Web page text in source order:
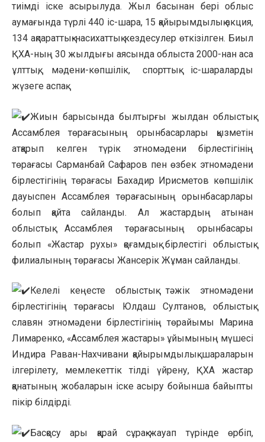
тиімді іске асырылуда. Жыл басынан бері облыс
аумағында түрлі 440 іс-шара, 15 қайырымдылық акция,
134 ақпараттық-насихаттық кездесулер өткізілген. Биыл
ҚХА-ның 30 жылдығы аясында облыста 2000-нан аса
ұлттық, мәдени-көпшілік, спорттық іс-шараларды
жүзеге аспақ.
Жиын барысында былтырғы жылдан облыстық
Ассамблея төрағасының орынбасарлары қызметін
атқарып келген түрік этномәдени бірлестігінің
төрағасы Сарманбай Сафаров пен өзбек этномәдени
бірлестігінің төрағасы Бахадир Ирисметов көпшілік
дауыспен Ассамблея төрағасының орынбасарлары
болып қайта сайланды. Ал жастардың атынан
облыстық Ассамблея төрағасының орынбасары
болып «Жастар рухы» қоғамдық бірлестігі облыстық
филиалының төрағасы Жансерік Жұман сайланды.
Келелі кеңесте облыстық тәжік этномәдени
бірлестігінің төрағасы Юлдаш Султанов, облыстық
славян этномәдени бірлестігінің төрайымы Марина
Лимаренко, «Ассамблея жастары» ұйымының мүшесі
Индира Раван-Нахчивани қайырымдылық шараларын
ілгерілету, мемлекеттік тілді үйрену, ҚХА жастар
қанатының жобаларын іске асыру бойынша байыпты
пікір білдірді.
Басқосу ары қарай сұрақ-жауап түрінде өрбіп,